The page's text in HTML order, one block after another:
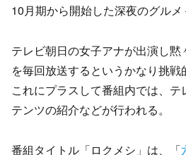
10月期から開始した深夜のグルメ
テレビ朝日の女子アナが出演し
を毎回放送するというかなり挑戦
これにプラスして番組内では、
テンツの紹介などが行われる。
番組タイトル「ロクメシ」は、「